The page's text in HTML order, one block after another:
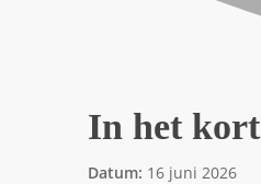
In het kort
Datum: 16 juni 2026